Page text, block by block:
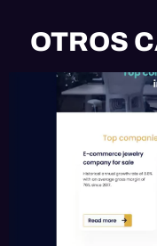
OTROS
EMAIL